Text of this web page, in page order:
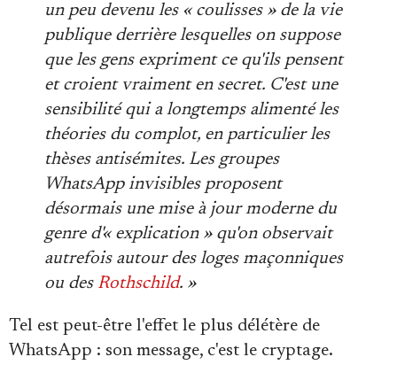
un peu devenu les « coulisses » de la vie
publique derrière lesquelles on suppose
que les gens expriment ce qu'ils pensent
et croient vraiment en secret. C'est une
sensibilité qui a longtemps alimenté les
théories du complot, en particulier les
thèses antisémites. Les groupes
WhatsApp invisibles proposent
désormais une mise à jour moderne du
genre d'« explication » qu'on observait
autrefois autour des loges maçonniques
ou des Rothschild. »
Tel est peut-être l'effet le plus délétère de
WhatsApp : son message, c'est le cryptage.